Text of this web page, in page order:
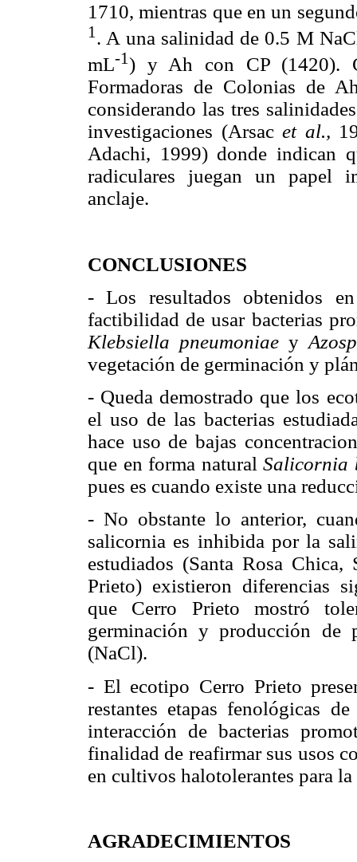
1710, mientras que en un
1 . A una salinidad de 0.5 M
mL-1) y Ah con CP (1420).
Formadoras de Colonias de
considerando las tres
investigaciones (Arsacet al.,
Adachi, 1999) donde indican
radiculares juegan un papel
anclaje.
CONCLUSIONES
- Los resultados obtenidos
factibilidad de usar bacterias
Klebsiella pneumoniae y
vegetación de germinación y
- Queda demostrado que los
el uso de las bacterias
hace uso de bajas
que en forma naturalSalicornia
pues es cuando existe una
- No obstante lo anterior,
salicornia es inhibida por la
estudiados (Santa Rosa
Prieto) existieron diferencias
que Cerro Prieto mostró
germinación y producción
(NaCl).
- El ecotipo Cerro Prieto
restantes etapas fenológicas
interacción de bacterias
finalidad de reafirmar sus usos
en cultivos halotolerantes para
AGRADECIMIENTOS